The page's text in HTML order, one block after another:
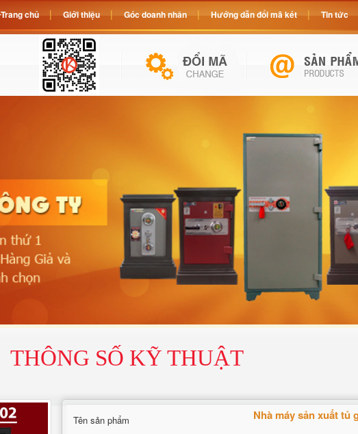
THÔNG SỐ KỸ THUẬT
Tên sản phẩm Nhà máy sản xuất tủ
Trang chủ Giới thiệu Góc doanh nhân Hướng dẫn đổi mã két Tin tức